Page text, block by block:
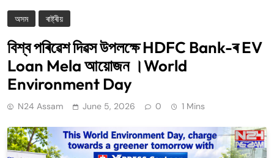
অসম ৰাষ্ট্ৰীয়
বিশ্ব পৰিৱেশ দিৱস উপলক্ষে HDFC Bank-ৰ EV
Loan Mela আয়োজন ।World
Environment Day
N24 Assam June 5, 2026 0 1 Mins